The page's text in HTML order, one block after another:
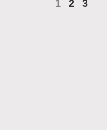
1 2 3